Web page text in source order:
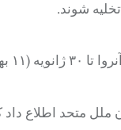
آنروا تا ۳۰ ژانویه (۱۱ بهمن) مهلت داد تا دفاتر خود در قدس را تعطیل کند.